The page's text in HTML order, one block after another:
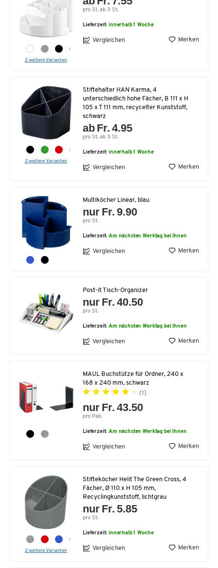
2 weitere Varianten
pro St. ab 3 St.
Lieferzeit:innerhalb 1 Woche
Vergleichen Merken
2 weitere Varianten
Stiftehalter HAN Karma, 4
unterschiedlich hohe Fächer, B 111 x H
105 x T 111 mm, recycelter Kunststoff,
schwarz
ab Fr. 4.95
pro St. ab 3 St.
Lieferzeit:innerhalb 1 Woche
Vergleichen Merken
Multiköcher Linear, blau
nur Fr. 9.90
pro St.
Lieferzeit:Am nächsten Werktag bei Ihnen
Vergleichen Merken
Post-it Tisch-Organizer
nur Fr. 40.50
pro St.
Lieferzeit:Am nächsten Werktag bei Ihnen
Vergleichen Merken
MAUL Buchstütze für Ordner, 240 x
168 x 240 mm, schwarz
(1)
nur Fr. 43.50
pro Pak.
Lieferzeit:Am nächsten Werktag bei Ihnen
Vergleichen Merken
2 weitere Varianten
Stifteköcher Helit The Green Cross, 4
Fächer, Ø 110 x H 105 mm,
Recyclingkunststoff, lichtgrau
nur Fr. 5.85
pro St.
Lieferzeit:innerhalb 1 Woche
Vergleichen Merken